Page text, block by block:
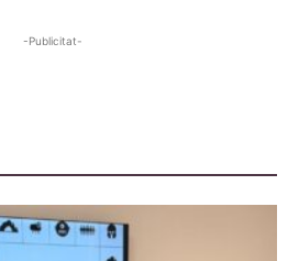
-Publicitat-